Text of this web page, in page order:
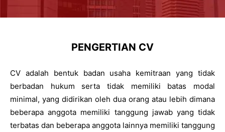
PENGERTIAN CV
CV adalah bentuk badan usaha kemitraan yang tidak
berbadan hukum serta tidak memiliki batas modal
minimal, yang didirikan oleh dua orang atau lebih dimana
beberapa anggota memiliki tanggung jawab yang tidak
terbatas dan beberapa anggota lainnya memiliki tanggung